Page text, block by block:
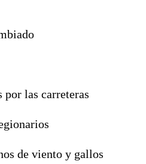
por las carreteras
viento y gallos